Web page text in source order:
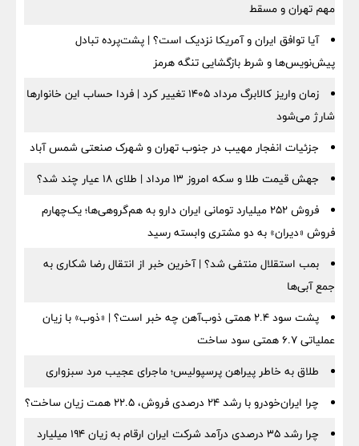
مهم تهران و مسقط
آیا توافق ایران و آمریکا نزدیک است؟ | پشت‌پرده تبادل
پیش‌نویس‌ها و شرط بازگشایی تنگه هرمز
زمان واریز کالابرگ مرداد ۱۴۰۵ تغییر کرد | فردا حساب این خانوارها
شارژ می‌شود
جزئیات انفجار مهیب در جنوب تهران و شهرک صنعتی شمس آباد
جهش قیمت طلا و سکه امروز ۱۳ مرداد | طلای ۱۸ عیار چند شد؟
فروش ۲۵۲ میلیارد تومانی ایران دارو به هم‌گروهی‌ها؛ یک‌چهارم
فروش «دیران» به دو مشتری وابسته رسید
بمب استقلال منتفی شد؟ | آخرین خبر از انتقال رضا شکاری به
جمع آبی‌ها
پشت سود ۲.۴ همتی ذوب‌آهن چه خبر است؟ | «ذوب» با زیان
عملیاتی ۶.۷ همتی سود ساخت
طلاق به خاطر پیراهن پرسپولیس؛ ماجرای عجیب مرد سبزواری
چرا ایران‌خودرو با رشد ۲۴ درصدی فروش، ۲۲.۵ همت زیان ساخت؟
چرا رشد ۳۵ درصدی درآمد شرکت ایران ارقام به زیان ۱۹۴ میلیارد